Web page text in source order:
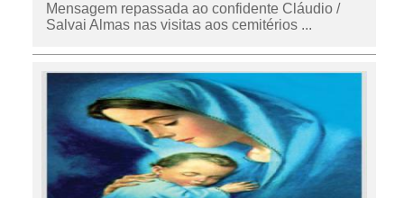
Mensagem repassada ao confidente Cláudio /
Salvai Almas nas visitas aos cemitérios ...